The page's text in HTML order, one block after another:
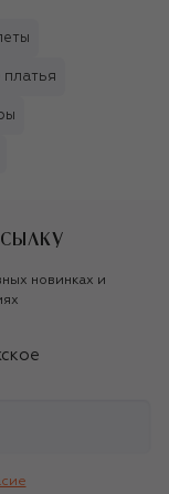
платья
новинках и